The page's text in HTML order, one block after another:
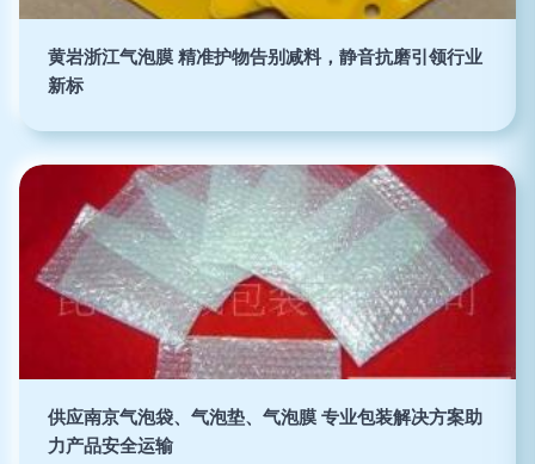
黄岩浙江气泡膜 精准护物告别减料，静音抗磨引领行业
新标
供应南京气泡袋、气泡垫、气泡膜 专业包装解决方案助
力产品安全运输